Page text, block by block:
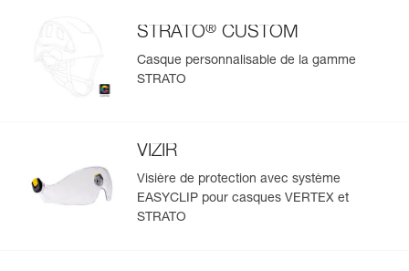
STRATO® CUSTOM
Casque personnalisable de la gamme
STRATO
VIZIR
Visière de protection avec système
EASYCLIP pour casques VERTEX et
STRATO